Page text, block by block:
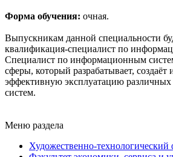
Форма обучения: очная.
Выпускникам данной специальности
квалификация-специалист по
Специалист по информационным
сферы, который разрабатывает, создаёт
эффективную эксплуатацию
систем.
Меню раздела
Художественно-технологический